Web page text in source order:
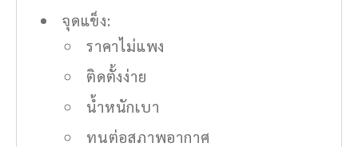
จุดแข็ง:
ราคาไม่แพง
ติดตั้งง่าย
น้ำหนักเบา
ทนต่อสภาพอากาศ